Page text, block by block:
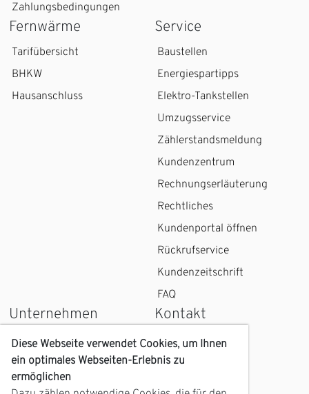
Zahlungsbedingungen
Fernwärme
Tarifübersicht
BHKW
Hausanschluss
Service
Baustellen
Energiespartipps
Elektro-Tankstellen
Umzugsservice
Zählerstandsmeldung
Kundenzentrum
Rechnungserläuterung
Rechtliches
Kundenportal öffnen
Rückrufservice
Kundenzeitschrift
FAQ
Unternehmen
Wir über uns
Karriere
Geschichte
Kontakt
Kontaktformular
Kundenzentrum
Diese Webseite verwendet Cookies, um Ihnen
ein optimales Webseiten-Erlebnis zu
ermöglichen